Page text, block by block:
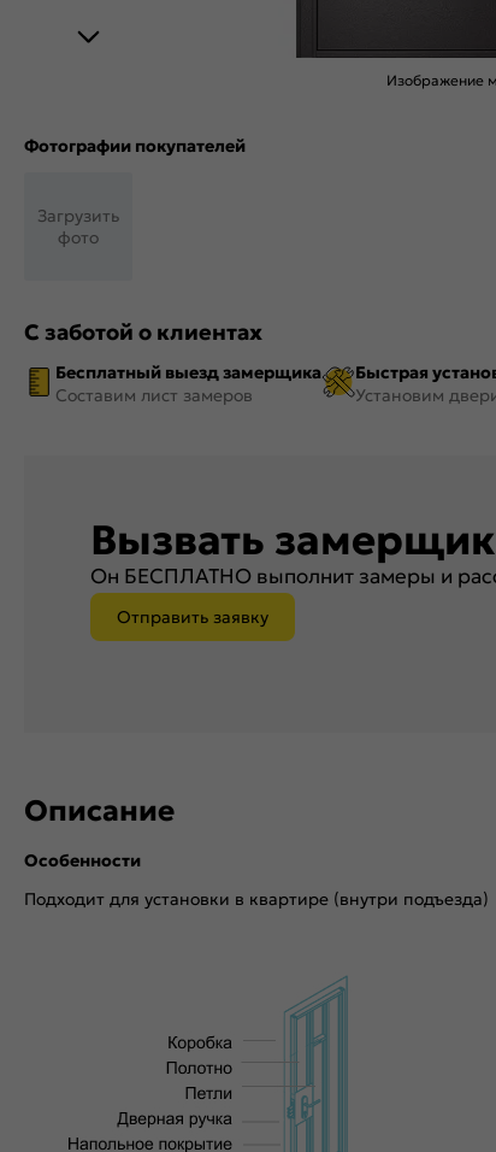
Изображение
Фотографии покупателей
Загрузить
фото
С заботой о клиентах
Бесплатный выезд замерщика
Составим лист замеров
Быстрая
Установим
Вызвать
Он БЕСПЛАТНО выполнит замеры и
Отправить заявку
Описание
Особенности
Подходит для установки в квартире (внутри подъезда)